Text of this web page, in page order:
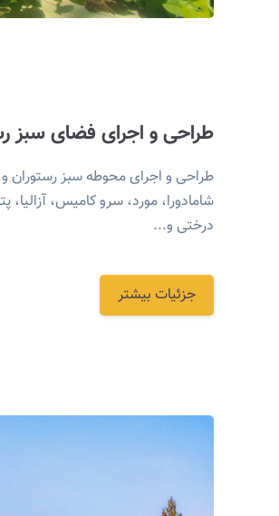
طراحی و اجرای فضای سبز
طراحی و اجرای محوطه سبز رستوران
شامادورا، مورد، سرو کامیس، آزالیا،
درختی و...
جزئیات بیشتر